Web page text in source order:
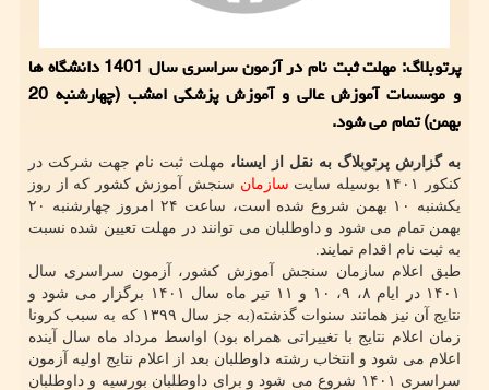
پرتوبلاگ: مهلت ثبت نام در آزمون سراسری سال 1401 دانشگاه ها
و موسسات آموزش عالی و آموزش پزشکی امشب (چهارشنبه 20
بهمن) تمام می شود.
به گزارش پرتوبلاگ به نقل از ایسنا، مهلت ثبت نام جهت شرکت در
کنکور ۱۴۰۱ بوسیله سایت
سازمان سنجش آموزش کشور که از روز
یکشنبه ۱۰ بهمن شروع شده است، ساعت ۲۴ امروز چهارشنبه ۲۰
بهمن تمام می شود و داوطلبان می توانند در مهلت تعیین شده نسبت
به ثبت نام اقدام نمایند.
طبق اعلام سازمان سنجش آموزش کشور، آزمون سراسری سال
۱۴۰۱ در ایام ۸، ۹، ۱۰ و ۱۱ تیر ماه سال ۱۴۰۱ برگزار می شود و
نتایج آن نیز همانند سنوات گذشته(به جز سال ۱۳۹۹ که به سبب کرونا
زمان اعلام نتایج با تغییراتی همراه بود) اواسط مرداد ماه سال آینده
اعلام می شود و انتخاب رشته داوطلبان بعد از اعلام نتایج اولیه آزمون
سراسری ۱۴۰۱ شروع می شود و برای داوطلبان بورسیه و داوطلبان